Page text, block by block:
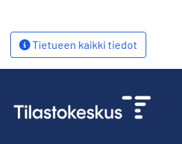
Tietueen kaikki tiedot